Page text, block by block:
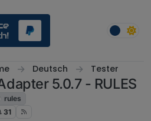
Deutsch Tester
5.0.7 - RULES
rules
31